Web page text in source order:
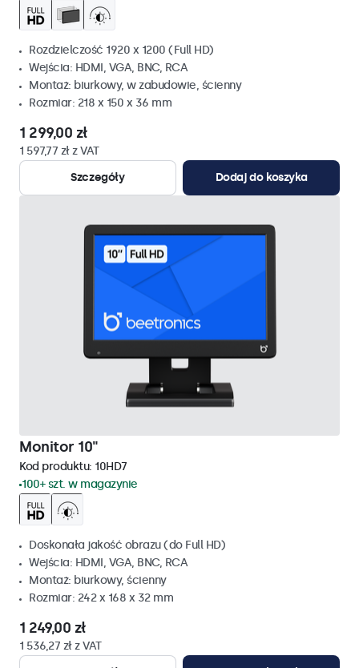
Rozdzielczość 1920 x 1200 (Full HD)
Wejścia: HDMI, VGA, BNC, RCA
Montaż: biurkowy, w zabudowie, ścienny
Rozmiar: 218 x 150 x 36 mm
1 299,00 zł
1 597,77 zł z VAT
Szczegóły
Dodaj do koszyka
Monitor 10"
Kod produktu: 10HD7
100+ szt. w magazynie
Doskonała jakość obrazu (do Full HD)
Wejścia: HDMI, VGA, BNC, RCA
Montaż: biurkowy, ścienny
Rozmiar: 242 x 168 x 32 mm
1 249,00 zł
1 536,27 zł z VAT